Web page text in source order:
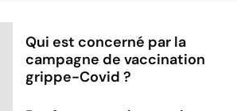
Qui est concerné par la
campagne de vaccination
grippe-Covid ?